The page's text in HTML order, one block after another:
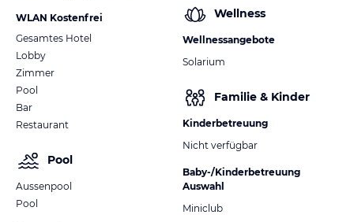
WLAN Kostenfrei
Gesamtes Hotel
Lobby
Zimmer
Pool
Bar
Restaurant
Pool
Aussenpool
Pool
Wellness
Wellnessangebote
Solarium
Familie & Kinder
Kinderbetreuung
Nicht verfügbar
Baby-/Kinderbetreuung
Auswahl
Miniclub